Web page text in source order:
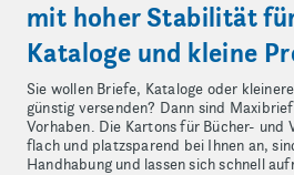
mit hoher Stabilität
Kataloge und kleine
Sie wollen Briefe, Kataloge oder
günstig versenden? Dann sind
Vorhaben. Die Kartons für Bücher- und
flach und platzsparend bei Ihnen an,
Handhabung und lassen sich schnell